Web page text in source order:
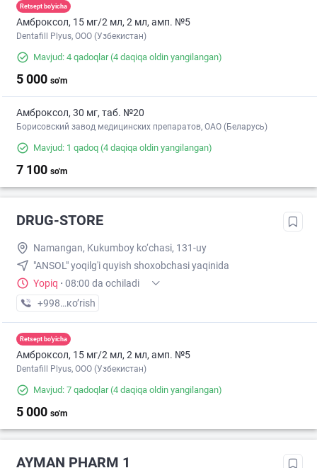
Retsept bo'yicha
Амброксол, 15 мг/2 мл, 2 мл, амп. №5
Dentafill Plyus, ООО (Узбекистан)
Mavjud: 4 qadoqlar(4 daqiqa oldin yangilangan)
5 000 so'm
Амброксол, 30 мг, таб. №20
Борисовский завод медицинских препаратов, ОАО (Беларусь)
Mavjud: 1 qadoq (4 daqiqa oldin yangilangan)
7 100 so'm
DRUG-STORE
Namangan, Kukumboy ko‘chasi, 131-uy
"ANSOL" yoqilg'i quyish shoxobchasi yaqinida
Yopiq · 08:00 da ochiladi
+998 (77) XXX-XX-XX
кo’rish
Retsept bo'yicha
Амброксол, 15 мг/2 мл, 2 мл, амп. №5
Dentafill Plyus, ООО (Узбекистан)
Mavjud: 7 qadoqlar(4 daqiqa oldin yangilangan)
5 000 so'm
AYMAN PHARM 1